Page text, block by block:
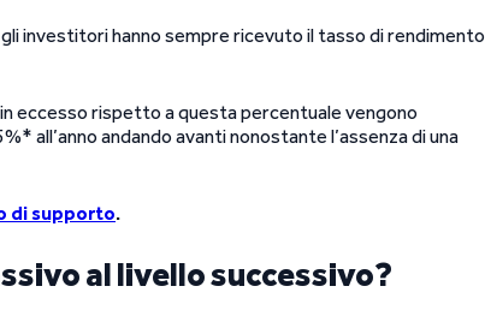
investitori hanno sempre ricevuto il tasso di rendimento
eccesso rispetto a questa percentuale vengono
all’anno andando avanti nonostante l’assenza di una
di supporto.
al livello successivo?